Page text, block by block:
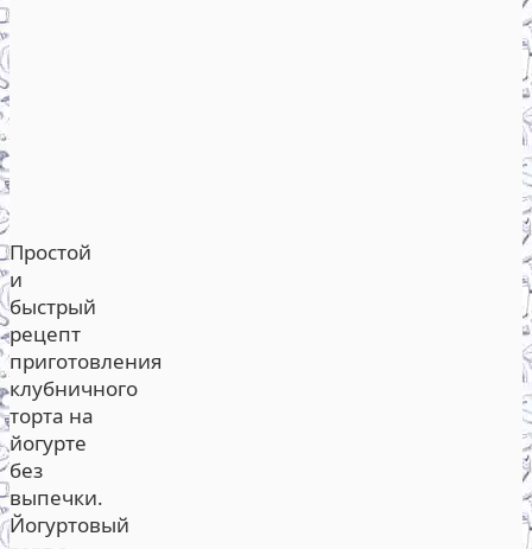
Простой
и
быстрый
рецепт
приготовления
клубничного
торта на
йогурте
без
выпечки.
Йогуртовый